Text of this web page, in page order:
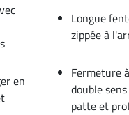
Longue
zippée à
en
Fermeture
double
patte et